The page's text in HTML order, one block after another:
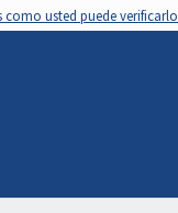
como usted puede verificarlo